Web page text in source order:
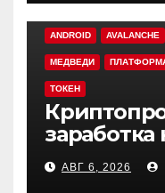
ANDROID AVALANCHE
МЕДВЕДИ
ТОКЕН
заработка
App
четыре
АВГ 6, 2026